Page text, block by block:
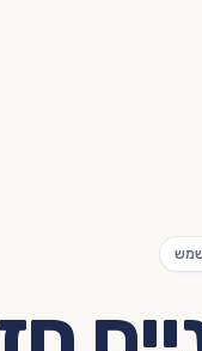
שמש